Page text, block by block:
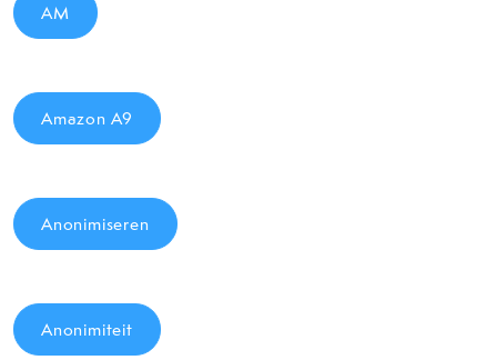
AM
Amazon A9
Anonimiseren
Anonimiteit